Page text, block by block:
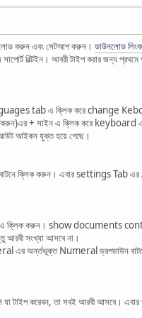
করুন এবং সেটআপ করুন। ডাউনলোড লিংক
সাপোর্ট বিল্টইন। আবরী টাইপ করার জন্য
tab এ ক্লিক করে change
করুন)এর + সাইন এ ক্লিক করে
আইকন যুক্ত হয়ে গেছে।
ক্লিক করুন। এবার settings Tab এর
এ ক্লিক করুন। show documents
আরবী সংখ্যা আসবে না।
অর্ন্তভূক্ত Numeral ড্রপডাউন বাটনে
টাইপ করেবন, তা সবই আরবী আসবে। এবার